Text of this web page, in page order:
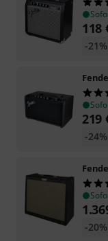
118
-21%
219
-24%
-20%